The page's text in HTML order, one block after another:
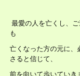
最愛の人を亡くし、
も
亡くなった方の元に
さると信じて、
前を向いて歩いていき